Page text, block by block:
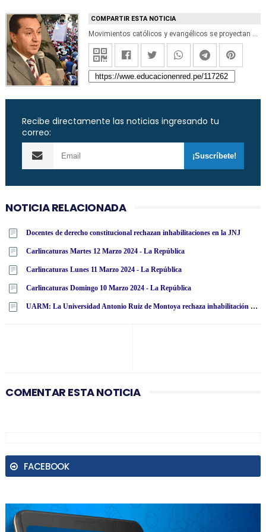
COMPARTIR ESTA NOTICIA
Movimientos católicos y evangélicos se proyectan como fuerza política, sostiene analista Luis Benavente
Recibe directamente las noticias ingresando tu
correo:
NOTICIA RELACIONADA
Docentes de derecho constitucional rechazan inhabilitaciones en la JNJ
Carlincaturas Martes 12 Marzo 2024 - La República
Carlincaturas Lunes 11 Marzo 2024 - La República
Carlincaturas Domingo 10 Marzo 2024 - La República
UARM: La Universidad Antonio Ruiz de Montoya rechaza inhabilitación por 10 años para el ejercicio de cargo público a miembros de la JNJ
COMENTAR ESTA NOTICIA
FACEBOOK